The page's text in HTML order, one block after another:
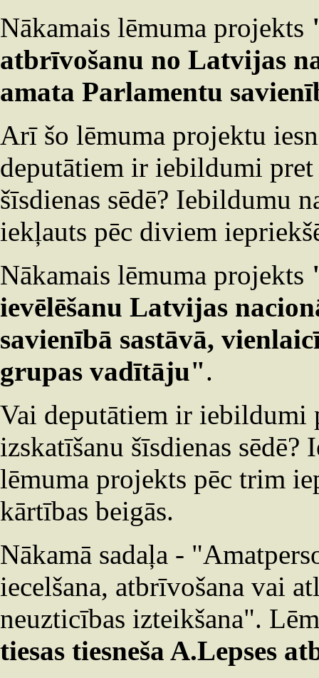
Nākamais lēmuma projekts
atbrīvošanu no Latvijas
amata Parlamentu
Arī šo lēmuma projektu
deputātiem ir iebildumi
šīsdienas sēdē? Iebildumu
iekļauts pēc diviem
Nākamais lēmuma projekts
ievēlēšanu Latvijas
savienībā sastāvā,
grupas vadītāju".
Vai deputātiem ir iebildumi
izskatīšanu šīsdienas
lēmuma projekts pēc trim
kārtības beigās.
Nākamā sadaļa -
iecelšana, atbrīvošana vai
neuzticības izteikšana".
tiesas tiesneša A.Lepses